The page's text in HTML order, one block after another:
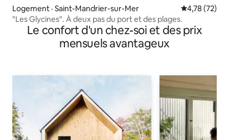
Logement · Saint-Mandrier-sur-Mer Note
4,78 (72)
"Les Glycines". À deux pas du port et des plages.
Le confort d'un chez-soi et des prix
mensuels avantageux